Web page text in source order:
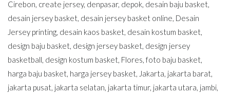
Cirebon, create jersey, denpasar, depok, desain baju basket,
desain jersey basket, desain jersey basket online, Desain
Jersey printing, desain kaos basket, desain kostum basket,
design baju basket, design jersey basket, design jersey
basketball, design kostum basket, Flores, foto baju basket,
harga baju basket, harga jersey basket, Jakarta, jakarta barat,
jakarta pusat, jakarta selatan, jakarta timur, jakarta utara, jambi,